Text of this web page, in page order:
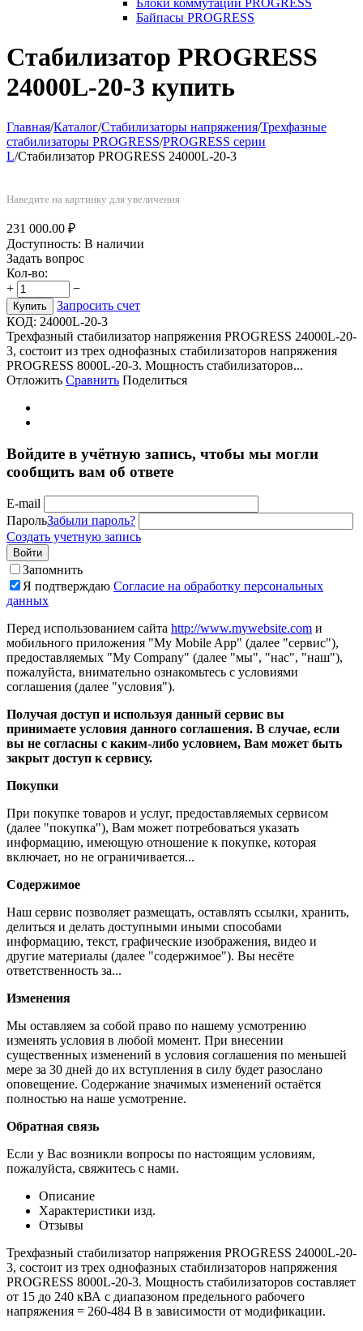
Блоки коммутации PROGRESS
Байпасы PROGRESS
Стабилизатор PROGRESS
24000L-20-3 купить
Главная/Каталог/Стабилизаторы напряжения/Трехфазные
стабилизаторы PROGRESS/PROGRESS серии
L/Стабилизатор PROGRESS 24000L-20-3
Наведите на картинку для увеличения
231 000.00 ₽
Доступность: В наличии
Задать вопрос
Кол-во:
+
−
Купить
Запросить счет
КОД: 24000L-20-3
Трехфазный стабилизатор напряжения PROGRESS 24000L-20-
3, состоит из трех однофазных стабилизаторов напряжения
PROGRESS 8000L-20-3. Мощность стабилизаторов...
Отложить Сравнить Поделиться
Войдите в учётную запись, чтобы мы могли
сообщить вам об ответе
E-mail
ПарольЗабыли пароль?
Создать учетную запись
Войти
Запомнить
Я подтверждаю Согласие на обработку персональных
данных
Перед использованием сайта http://www.mywebsite.com и
мобильного приложения "My Mobile App" (далее "сервис"),
предоставляемых "My Company" (далее "мы", "нас", "наш"),
пожалуйста, внимательно ознакомьтесь с условиями
соглашения (далее "условия").
Получая доступ и используя данный сервис вы
принимаете условия данного соглашения. В случае, если
вы не согласны с каким-либо условием, Вам может быть
закрыт доступ к сервису.
Покупки
При покупке товаров и услуг, предоставляемых сервисом
(далее "покупка"), Вам может потребоваться указать
информацию, имеющую отношение к покупке, которая
включает, но не ограничивается...
Содержимое
Наш сервис позволяет размещать, оставлять ссылки, хранить,
делиться и делать доступными иными способами
информацию, текст, графические изображения, видео и
другие материалы (далее "содержимое"). Вы несёте
ответственность за...
Изменения
Мы оставляем за собой право по нашему усмотрению
изменять условия в любой момент. При внесении
существенных изменений в условия соглашения по меньшей
мере за 30 дней до их вступления в силу будет разослано
оповещение. Содержание значимых изменений остаётся
полностью на наше усмотрение.
Обратная связь
Если у Вас возникли вопросы по настоящим условиям,
пожалуйста, свяжитесь с нами.
Описание
Характеристики изд.
Отзывы
Трехфазный стабилизатор напряжения PROGRESS 24000L-20-
3, состоит из трех однофазных стабилизаторов напряжения
PROGRESS 8000L-20-3. Мощность стабилизаторов составляет
от 15 до 240 кВА с диапазоном предельного рабочего
напряжения = 260-484 В в зависимости от модификации.